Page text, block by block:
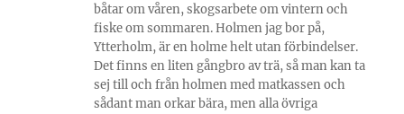
båtar om våren, skogsarbete om vintern och
fiske om sommaren. Holmen jag bor på,
Ytterholm, är en holme helt utan förbindelser.
Det finns en liten gångbro av trä, så man kan ta
sej till och från holmen med matkassen och
sådant man orkar bära, men alla övriga